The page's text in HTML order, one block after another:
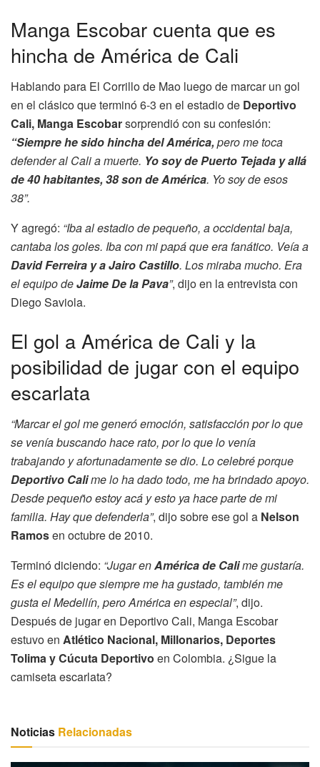
Manga Escobar cuenta que es
hincha de América de Cali
Hablando para El Corrillo de Mao luego de marcar un gol
en el clásico que terminó 6-3 en el estadio de Deportivo
Cali, Manga Escobarsorprendió con su confesión:
“Siempre he sido hincha del América, pero me toca
defender al Cali a muerte. Yo soy de Puerto Tejada y allá
de 40 habitantes, 38 son de América. Yo soy de esos
38”.
Y agregó: “Iba al estadio de pequeño, a occidental baja,
cantaba los goles. Iba con mi papá que era fanático. Veía a
David Ferreira y a Jairo Castillo. Los miraba mucho. Era
el equipo deJaime De la Pava”, dijo en la entrevista con
Diego Saviola.
El gol a América de Cali y la
posibilidad de jugar con el equipo
escarlata
“Marcar el gol me generó emoción, satisfacción por lo que
se venía buscando hace rato, por lo que lo venía
trabajando y afortunadamente se dio. Lo celebré porque
Deportivo Calime lo ha dado todo, me ha brindado apoyo.
Desde pequeño estoy acá y esto ya hace parte de mi
familia. Hay que defenderla”, dijo sobre ese gol a Nelson
Ramosen octubre de 2010.
Terminó diciendo: “Jugar enAmérica de Calime gustaría.
Es el equipo que siempre me ha gustado, también me
gusta el Medellín, pero América en especial”, dijo.
Después de jugar en Deportivo Cali, Manga Escobar
estuvo en Atlético Nacional, Millonarios, Deportes
Tolima y Cúcuta Deportivo en Colombia. ¿Sigue la
camiseta escarlata?
Noticias Relacionadas